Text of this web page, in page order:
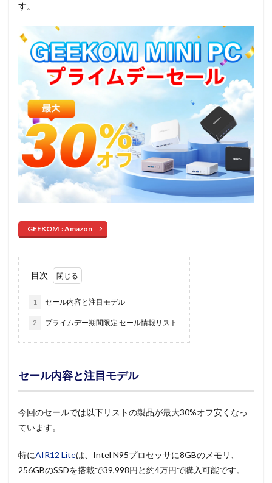
す。
GEEKOM : Amazon
目次
1 セール内容と注目モデル
2 プライムデー期間限定 セール情報リスト
セール内容と注目モデル
今回のセールでは以下リストの製品が最大30%オフ安くなっ
ています。
特にAIR12 Liteは、Intel N95プロセッサに8GBのメモリ、
256GBのSSDを搭載で39,998円と約4万円で購入可能です。